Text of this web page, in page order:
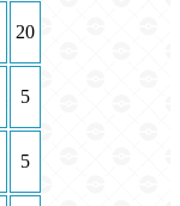
20
5
5